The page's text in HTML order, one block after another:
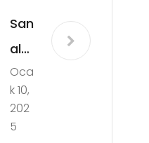
San
al
Ku
ma
rın
Oca
k 10,
202
5